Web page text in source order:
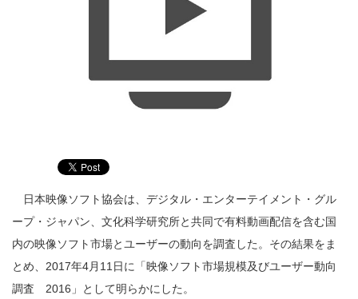
日本映像ソフト協会は、デジタル・エンターテイメント・グル
ープ・ジャパン、文化科学研究所と共同で有料動画配信を含む国
内の映像ソフト市場とユーザーの動向を調査した。その結果をま
とめ、2017年4月11日に「映像ソフト市場規模及びユーザー動向
調査 2016」として明らかにした。